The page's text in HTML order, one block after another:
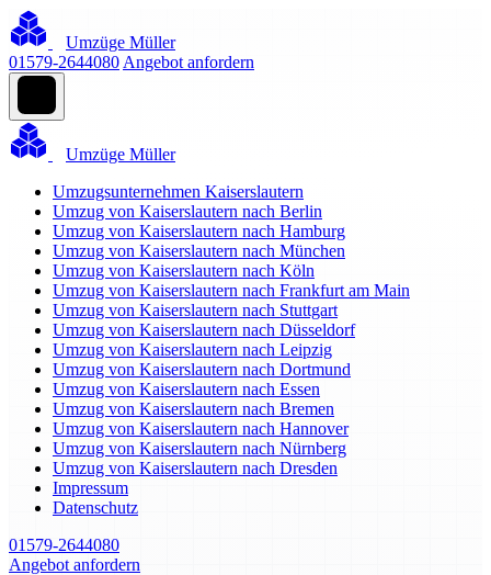
Umzüge Müller
01579-2644080 Angebot anfordern
Umzüge Müller
Umzugsunternehmen Kaiserslautern
Umzug von Kaiserslautern nach Berlin
Umzug von Kaiserslautern nach Hamburg
Umzug von Kaiserslautern nach München
Umzug von Kaiserslautern nach Köln
Umzug von Kaiserslautern nach Frankfurt am Main
Umzug von Kaiserslautern nach Stuttgart
Umzug von Kaiserslautern nach Düsseldorf
Umzug von Kaiserslautern nach Leipzig
Umzug von Kaiserslautern nach Dortmund
Umzug von Kaiserslautern nach Essen
Umzug von Kaiserslautern nach Bremen
Umzug von Kaiserslautern nach Hannover
Umzug von Kaiserslautern nach Nürnberg
Umzug von Kaiserslautern nach Dresden
Impressum
Datenschutz
01579-2644080
Angebot anfordern